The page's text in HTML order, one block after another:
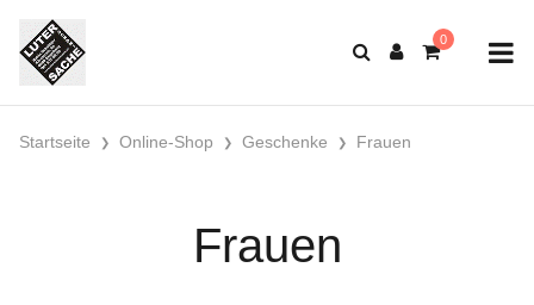
Startseite Online-Shop Geschenke Frauen
Frauen